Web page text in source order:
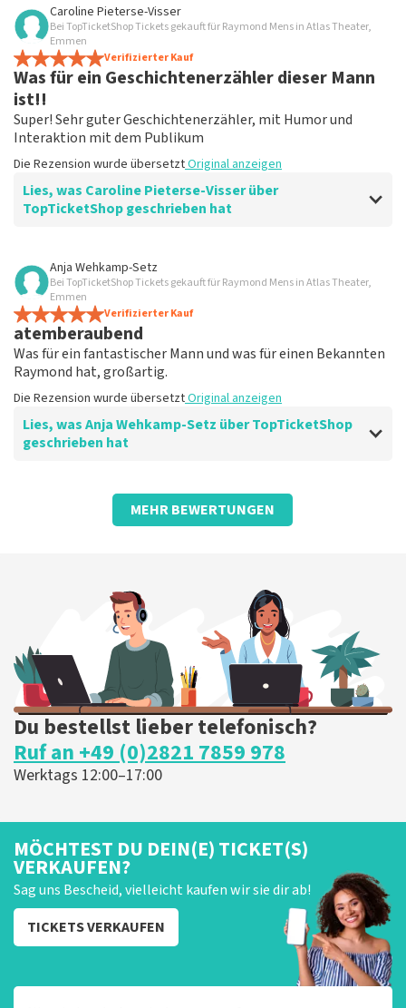
Gipfeltreffen
Sehr gut
Die Rezension wurde übersetzt Original anzeigen
Caroline Pieterse-Visser
Bei TopTicketShop Tickets gekauft für Raymond Mens in Atlas Theater,
Emmen
Verifizierter Kauf
Was für ein Geschichtenerzähler dieser Mann
ist!!
Super! Sehr guter Geschichtenerzähler, mit Humor und
Interaktion mit dem Publikum
Die Rezension wurde übersetztOriginal anzeigen
Lies, was Caroline Pieterse-Visser über
TopTicketShop geschrieben hat
Bewertung von Caroline Pieterse-Visser über
Willst du einen schönen Abend? Schauen
Sie sich TopTicketShop an
Die Rezension wurde übersetzt
Anja Wehkamp-Setz
Bei TopTicketShop Tickets gekauft für Raymond Mens in Atlas Theater,
Emmen
Verifizierter Kauf
atemberaubend
Was für ein fantastischer Mann und was für einen Bekannten
Raymond hat, großartig.
Die Rezension wurde übersetztOriginal anzeigen
Lies, was Anja Wehkamp-Setz über TopTicketShop
geschrieben hat
Bewertung von Anja Wehkamp-Setz überTopTicketShop
Super arrangiert
MEHR BEWERTUNGEN
Du bestellst lieber telefonisch?
Ruf an +49 (0)2821 7859 978
Werktags 12:00–17:00
MÖCHTEST DU DEIN(E) TICKET(S)
VERKAUFEN?
Sag uns Bescheid, vielleicht kaufen wir sie dir ab!
TICKETS VERKAUFEN